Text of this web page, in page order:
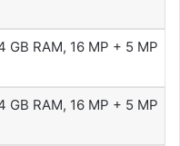
GB RAM, 16 MP + 5 MP
GB RAM, 16 MP + 5 MP